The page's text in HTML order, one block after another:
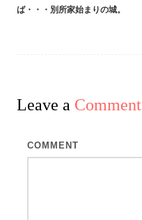
Post
ば・・・別所家始まりの城。
Leave a Comment
COMMENT